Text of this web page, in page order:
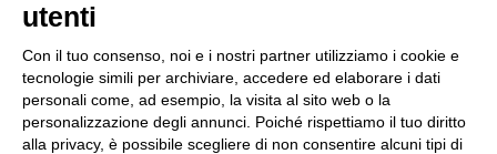
Piè di pagina
Contatti Seguici su
utenti
Con il tuo consenso, noi e i nostri partner utilizziamo i cookie e
tecnologie simili per archiviare, accedere ed elaborare i dati
personali come, ad esempio, la visita al sito web o la
personalizzazione degli annunci. Poiché rispettiamo il tuo diritto
alla privacy, è possibile scegliere di non consentire alcuni tipi di